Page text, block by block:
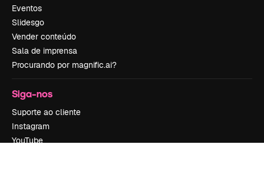
Eventos
Slidesgo
Vender conteúdo
Sala de imprensa
Procurando por magnific.ai?
Siga-nos
Suporte ao cliente
Instagram
YouTube